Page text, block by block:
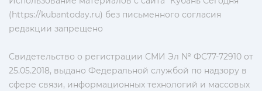
(https://kubantoday.ru) без письменного согласия
редакции запрещено
Свидетельство о регистрации СМИ Эл № ФС77-72910 от
25.05.2018, выдано Федеральной службой по надзору в
сфере связи, информационных технологий и массовых